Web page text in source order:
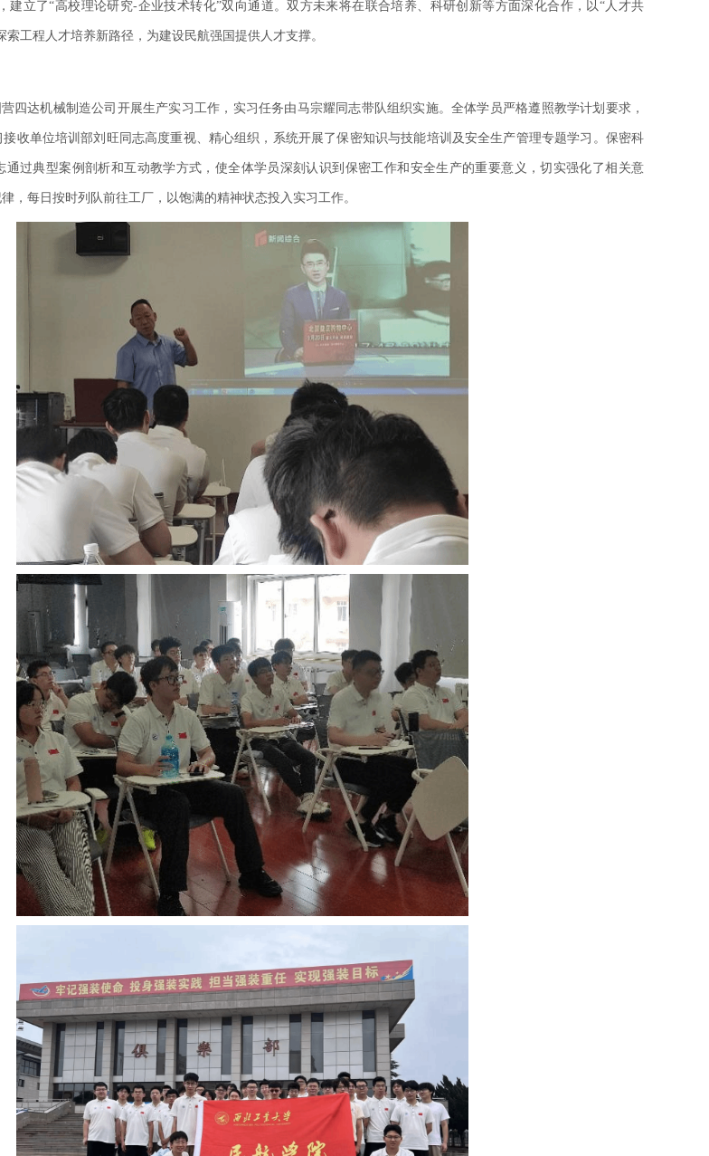
建立了“高校理论研究-企业技术转化”双向通道。双方未来将在联合培养、科研创新等方面深化合作，以“人才共
工程人才培养新路径，为建设民航强国提供人才支撑。
四达机械制造公司开展生产实习工作，实习任务由马宗耀同志带队组织实施。全体学员严格遵照教学计划要求，
收单位培训部刘旺同志高度重视、精心组织，系统开展了保密知识与技能培训及安全生产管理专题学习。保密科
通过典型案例剖析和互动教学方式，使全体学员深刻认识到保密工作和安全生产的重要意义，切实强化了相关意
，每日按时列队前往工厂，以饱满的精神状态投入实习工作。